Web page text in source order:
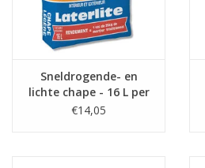
Sneldrogende- en
lichte chape - 16 L per
zak
€14,05